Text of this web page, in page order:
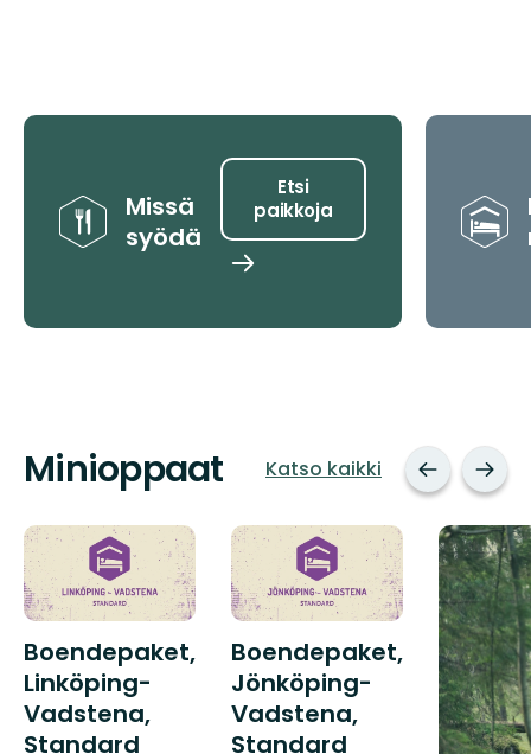
Vinkit
Missä
syödä
Etsi
paikkoja
Etsi
Minioppaat Katso kaikki
Boendepaket,
Linköping-
Vadstena,
Standard
Boendepaket,
Jönköping-
Vadstena,
Standard